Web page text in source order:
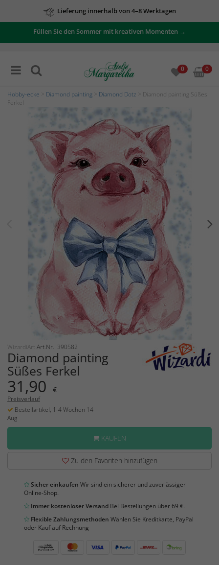
Lieferung innerhalb von 4–8 Werktagen
Füllen Sie den Sommer mit kreativen Momenten →
0 0
Hobby-ecke Diamond painting Diamond Dotz > Diamond painting Süßes
Ferkel
WizardiArt Art.Nr.: 390582
Diamond painting
Süßes Ferkel
31,90 €
Preisverlauf
Bestellartikel, 1-4 Wochen 14
Aug
KAUFEN
Zu den Favoriten hinzufügen
Sicher einkaufen Wir sind ein sicherer und zuverlässiger
Online-Shop.
Immer kostenloser Versand Bei Bestellungen über 69 €.
Flexible Zahlungsmethoden Wählen Sie Kreditkarte, PayPal
oder Kauf auf Rechnung